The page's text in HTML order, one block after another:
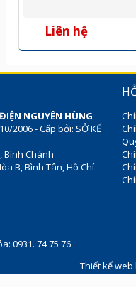
Liên hệ
NGUYÊN HÙNG
2006 - Cấp bởi: SỞ KẾ
Bình Chánh
B, Bình Tân, Hồ Chí
0931. 74 75 76
Thiết kế web